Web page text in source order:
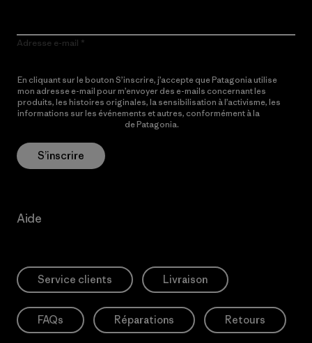
Adresse e-mail
En cliquant sur le bouton S’inscrire, j’accepte que Patagonia utilise
mon adresse e-mail pour m’envoyer des e-mails concernant les
produits, les histoires originales, la sensibilisation à l’activisme, les
informations sur les événements et autres, conformément à la
de Patagonia.
S’inscrire
Aide
Service clients Livraison
FAQs Réparations Retours